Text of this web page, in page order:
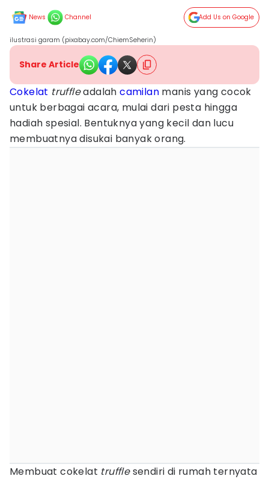
News Channel Add Us on Google
ilustrasi garam (pixabay.com/ChiemSeherin)
Share Article
Cokelat truffleadalahcamilan manis yang cocok
untuk berbagai acara, mulai dari pesta hingga
hadiah spesial. Bentuknya yang kecil dan lucu
membuatnya disukai banyak orang.
Membuat cokelat trufflesendiri di rumah ternyata